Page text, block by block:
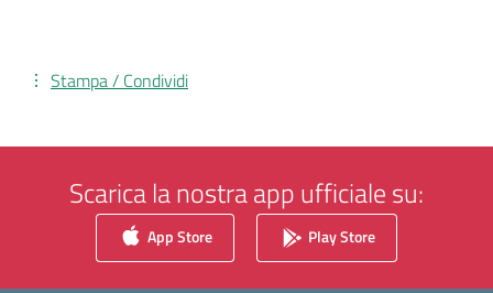
Stampa / Condividi
Scarica la nostra app ufficiale su:
App Store Play Store